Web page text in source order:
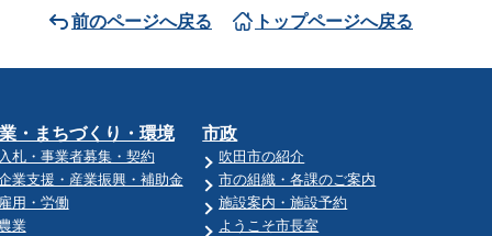
前のページへ戻る トップページへ戻る
・まちづくり・環境
札・事業者募集・契約
業支援・産業振興・補助金
用・労働
業
市政
吹田市の紹介
市の組織・各課のご案内
施設案内・施設予約
ようこそ市長室